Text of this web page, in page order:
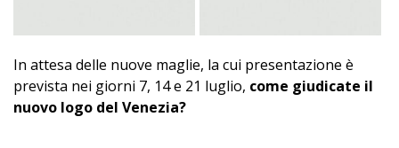
In attesa delle nuove maglie, la cui presentazione è
prevista nei giorni 7, 14 e 21 luglio, come giudicate il
nuovo logo del Venezia?